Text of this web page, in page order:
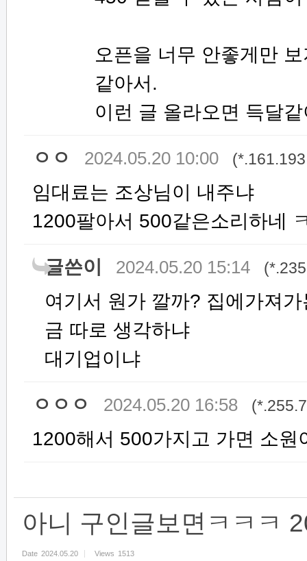
오픈을 너무 안좋게만
같아서.
이런 글 올라오면 득달
ㅇㅇ 2024.05.20 10:00
임대료는 조상님이 내주냐
1200팔아서 500같은소리하네
글쓴이 2024.05.20 15:14
여기서 원가 깔까? 집에가져
금 따로 생각하냐
대기업이냐
ㅇㅇㅇ 2024.05.20 16:58
1200해서 500가지고 가면 소원
아니 구인글보면ㅋㅋㅋ
Date 2024.05.20 Views 1513